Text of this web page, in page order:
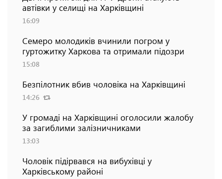
автівки у селищі на Харківщині
16:09
Семеро молодиків вчинили погром у
гуртожитку Харкова та отримали підозри
15:08
Безпілотник вбив чоловіка на Харківщині
14:26
У громаді на Харківщині оголосили жалобу
за загиблими залізничниками
13:03
Чоловік підірвався на вибухівці у
Харківському районі